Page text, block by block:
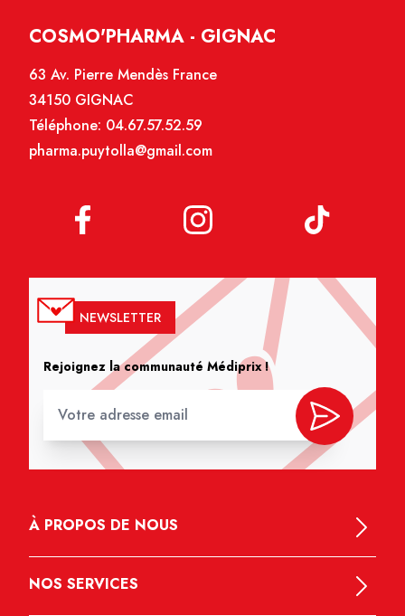
COSMO'PHARMA - GIGNAC
63 Av. Pierre Mendès France
34150 GIGNAC
Téléphone: 04.67.57.52.59
pharma.puytolla@gmail.com
NEWSLETTER
Rejoignez la communauté Médiprix !
À PROPOS DE NOUS
NOS SERVICES